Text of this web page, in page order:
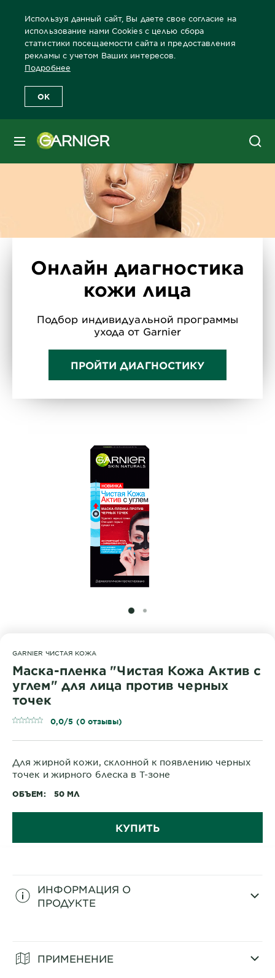
Используя данный сайт, Вы даете свое согласие на
использование нами Cookies с целью сбора
статистики посещаемости сайта и предоставления
рекламы с учетом Ваших интересов.
Подробнее
OK
МЕНЮ
Главная Лицо
Онлайн диагностика
кожи лица
Подбор индивидуальной программы
ухода от Garnier
ПРОЙТИ ДИАГНОСТИКУ
SLIDE 1
SLIDE 2
GARNIER ЧИСТАЯ КОЖА
Маска-пленка "Чистая Кожа Актив с
углем" для лица против черных
точек
0,0/5 (0 отзывы)
Для жирной кожи, склонной к появлению черных
точек и жирного блеска в Т-зоне
ОБЪЕМ 50 МЛ
КУПИТЬ
ИНФОРМАЦИЯ О
ПРОДУКТЕ
ПРИМЕНЕНИЕ